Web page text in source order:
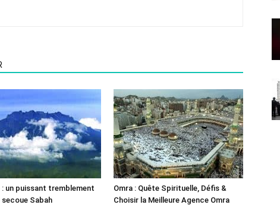
: un puissant tremblement
Sabah
Omra : Quête Spirituelle, Défis &
Choisir la Meilleure Agence Omra